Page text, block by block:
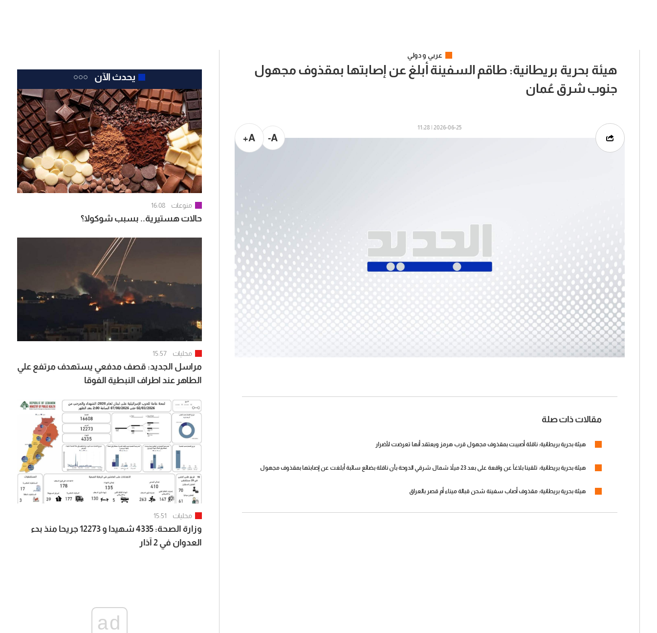
عربي و دولي
هيئة بحرية بريطانية: طاقم السفينة أبلغ عن إصابتها بمقذوف مجهول
جنوب شرق عُمان
2026-06-25 | 11:28
A-
A+
مقالات ذات صلة
هيئة بحرية بريطانية: ناقلة أصيبت بمقذوف مجهول قرب هرمز ويعتقد أنها تعرضت لأضرار
هيئة بحرية بريطانية: تلقينا بلاغاً عن واقعة على بعد 23 ميلاً شمال شرقي الدوحة بأن ناقلة بضائع سائبة أبلغت عن إصابتها بمقذوف مجهول
هيئة بحرية بريطانية: مقذوف أصاب سفينة شحن قبالة ميناء أم قصر بالعراق
يحدث الآن
منوعات 16:08
حالات هستيرية.. بسبب شوكولا؟
محليات 15:57
مراسل الجديد: قصف مدفعي يستهدف مرتفع علي
الطاهر عند اطراف النبطية الفوقا
محليات 15:51
وزارة الصحة: 4335 شهيدا و 12273 جريحا منذ بدء
العدوان في 2 آذار
ad